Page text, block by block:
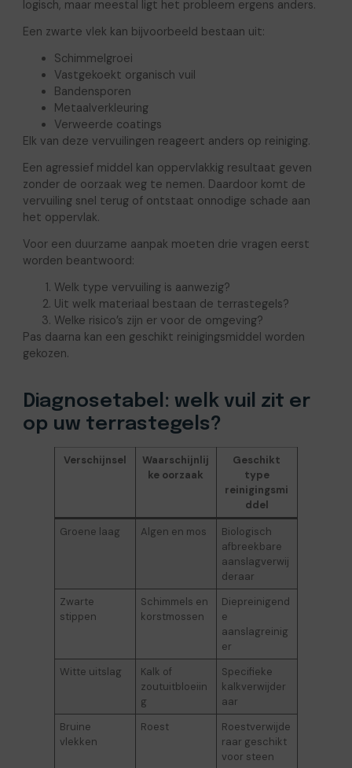
logisch, maar meestal ligt het probleem ergens anders.
Een zwarte vlek kan bijvoorbeeld bestaan uit:
Schimmelgroei
Vastgekoekt organisch vuil
Bandensporen
Metaalverkleuring
Verweerde coatings
Elk van deze vervuilingen reageert anders op reiniging.
Een agressief middel kan oppervlakkig resultaat geven
zonder de oorzaak weg te nemen. Daardoor komt de
vervuiling snel terug of ontstaat onnodige schade aan
het oppervlak.
Voor een duurzame aanpak moeten drie vragen eerst
worden beantwoord:
Welk type vervuiling is aanwezig?
Uit welk materiaal bestaan de terrastegels?
Welke risico’s zijn er voor de omgeving?
Pas daarna kan een geschikt reinigingsmiddel worden
gekozen.
Diagnosetabel: welk vuil zit er
op uw terrastegels?
Verschijnsel
Waarschijnlij
ke oorzaak
Geschikt
type
reinigingsmi
ddel
Groene laag
Algen en mos
Biologisch
afbreekbare
aanslagverwij
deraar
Zwarte
stippen
Schimmels en
korstmossen
Diepreinigend
e
aanslagreinig
er
Witte uitslag
Kalk of
zoutuitbloeiin
g
Specifieke
kalkverwijder
aar
Bruine
vlekken
Roest
Roestverwijde
raar geschikt
voor steen